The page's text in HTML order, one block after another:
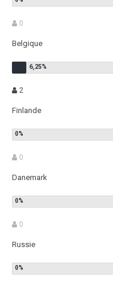
0
Belgique
2
Finlande
0
Danemark
0
Russie